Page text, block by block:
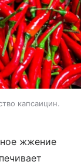
капсаицин.
жжение